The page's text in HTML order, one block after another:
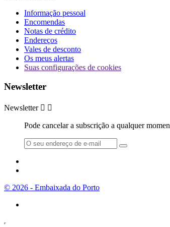
Informação pessoal
Encomendas
Notas de crédito
Endereços
Vales de desconto
Os meus alertas
Suas configurações de cookies
Newsletter
Newsletter  
Pode cancelar a subscrição a qualquer
© 2026 - Embaixada do Porto